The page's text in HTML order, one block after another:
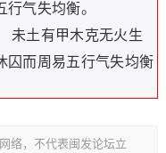
气失均衡。
未土有甲木克无火生
囚而周易五行气失均衡
络，不代表闽发论坛立